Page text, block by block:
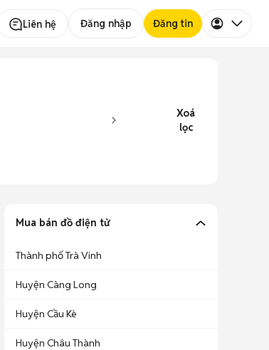
Liên hệ Đăng nhập Đăng tin
Xoá
lọc
Mua bán đồ điện tử
Thành phố Trà Vinh
Huyện Càng Long
Huyện Cầu Kè
Huyện Châu Thành